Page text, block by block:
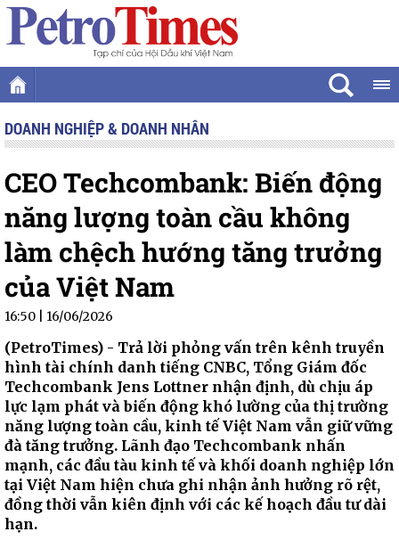
DOANH NGHIỆP & DOANH NHÂN
CEO Techcombank: Biến động
năng lượng toàn cầu không
làm chệch hướng tăng trưởng
của Việt Nam
16:50 | 16/06/2026
(PetroTimes) - Trả lời phỏng vấn trên kênh truyền
hình tài chính danh tiếng CNBC, Tổng Giám đốc
Techcombank Jens Lottner nhận định, dù chịu áp
lực lạm phát và biến động khó lường của thị trường
năng lượng toàn cầu, kinh tế Việt Nam vẫn giữ vững
đà tăng trưởng. Lãnh đạo Techcombank nhấn
mạnh, các đầu tàu kinh tế và khối doanh nghiệp lớn
tại Việt Nam hiện chưa ghi nhận ảnh hưởng rõ rệt,
đồng thời vẫn kiên định với các kế hoạch đầu tư dài
hạn.